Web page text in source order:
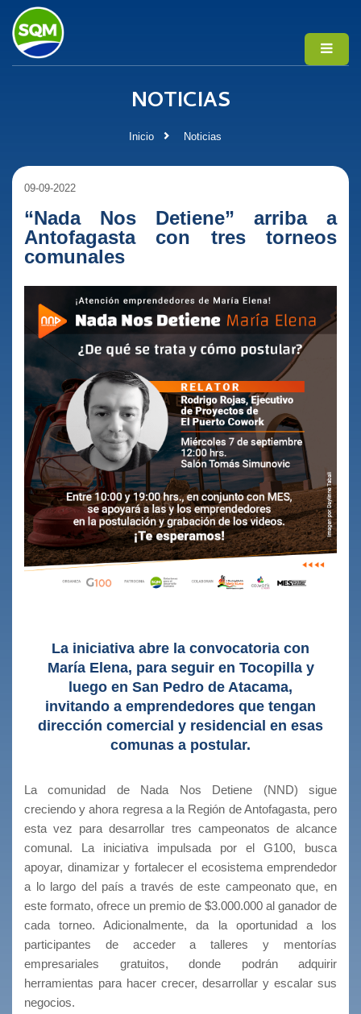
NOTICIAS
Inicio Noticias
09-09-2022
“Nada Nos Detiene” arriba a
Antofagasta con tres torneos
comunales
La iniciativa abre la convocatoria con
María Elena, para seguir en Tocopilla y
luego en San Pedro de Atacama,
invitando a emprendedores que tengan
dirección comercial y residencial en esas
comunas a postular.
La comunidad de Nada Nos Detiene (NND) sigue
creciendo y ahora regresa a la Región de Antofagasta, pero
esta vez para desarrollar tres campeonatos de alcance
comunal. La iniciativa impulsada por el G100, busca
apoyar, dinamizar y fortalecer el ecosistema emprendedor
a lo largo del país a través de este campeonato que, en
este formato, ofrece un premio de $3.000.000 al ganador de
cada torneo. Adicionalmente, da la oportunidad a los
participantes de acceder a talleres y mentorías
empresariales gratuitos, donde podrán adquirir
herramientas para hacer crecer, desarrollar y escalar sus
negocios.